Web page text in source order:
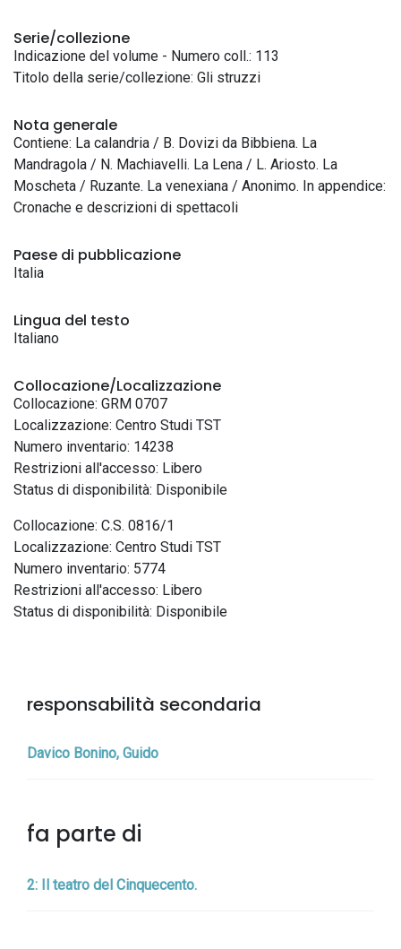
Serie/collezione
Indicazione del volume - Numero coll.: 113
Titolo della serie/collezione: Gli struzzi
Nota generale
Contiene: La calandria / B. Dovizi da Bibbiena. La
Mandragola / N. Machiavelli. La Lena / L. Ariosto. La
Moscheta / Ruzante. La venexiana / Anonimo. In appendice:
Cronache e descrizioni di spettacoli
Paese di pubblicazione
Italia
Lingua del testo
Italiano
Collocazione/Localizzazione
Collocazione: GRM 0707
Localizzazione: Centro Studi TST
Numero inventario: 14238
Restrizioni all'accesso: Libero
Status di disponibilità: Disponibile
Collocazione: C.S. 0816/1
Localizzazione: Centro Studi TST
Numero inventario: 5774
Restrizioni all'accesso: Libero
Status di disponibilità: Disponibile
responsabilità secondaria
Davico Bonino, Guido
fa parte di
2: Il teatro del Cinquecento.